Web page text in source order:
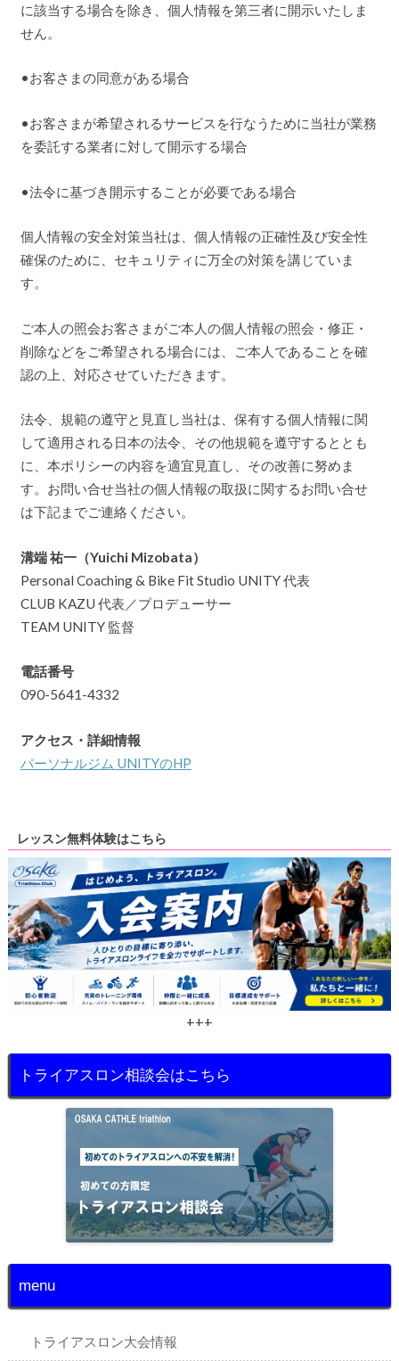
に該当する場合を除き、個人情報を第三者に開示いたしま
せん。
•お客さまの同意がある場合
•お客さまが希望されるサービスを行なうために当社が業務
を委託する業者に対して開示する場合
•法令に基づき開示することが必要である場合
個人情報の安全対策当社は、個人情報の正確性及び安全性
確保のために、セキュリティに万全の対策を講じていま
す。
ご本人の照会お客さまがご本人の個人情報の照会・修正・
削除などをご希望される場合には、ご本人であることを確
認の上、対応させていただきます。
法令、規範の遵守と見直し当社は、保有する個人情報に関
して適用される日本の法令、その他規範を遵守するととも
に、本ポリシーの内容を適宜見直し、その改善に努めま
す。お問い合せ当社の個人情報の取扱に関するお問い合せ
は下記までご連絡ください。
溝端 祐一（Yuichi Mizobata）
Personal Coaching & Bike Fit Studio UNITY 代表
CLUB KAZU 代表／プロデューサー
TEAM UNITY 監督
電話番号
090-5641-4332
アクセス・詳細情報
パーソナルジム UNITYのHP
レッスン無料体験はこちら
+++
トライアスロン相談会はこちら
menu
トライアスロン大会情報